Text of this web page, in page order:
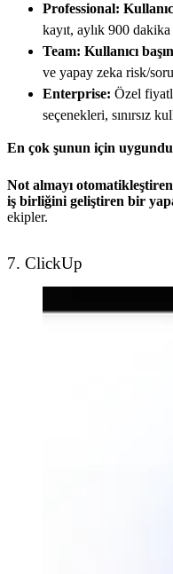
Professional:
kayıt, aylık 900
Team: Kullanıcı
ve yapay zeka risk/
Enterprise: Özel
seçenekleri, sınırsız
En çok şunun için
Not almayı
iş birliğini geliştiren bir
ekipler.
7. ClickUp